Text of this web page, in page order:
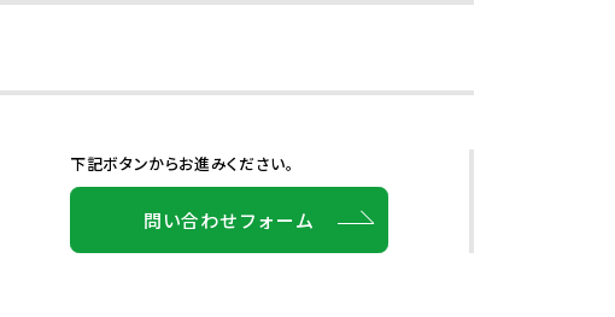
下記ボタンからお進みください。
問い合わせフォーム